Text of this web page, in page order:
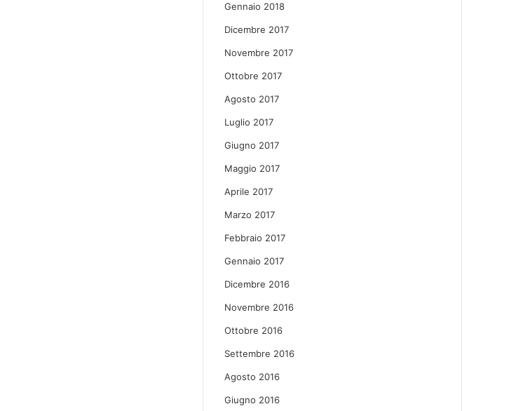
Gennaio 2018
Dicembre 2017
Novembre 2017
Ottobre 2017
Agosto 2017
Luglio 2017
Giugno 2017
Maggio 2017
Aprile 2017
Marzo 2017
Febbraio 2017
Gennaio 2017
Dicembre 2016
Novembre 2016
Ottobre 2016
Settembre 2016
Agosto 2016
Giugno 2016